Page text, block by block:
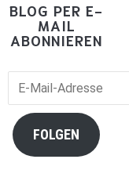
BLOG PER E-
MAIL
ABONNIEREN
E-
Mail-
Adresse
FOLGEN